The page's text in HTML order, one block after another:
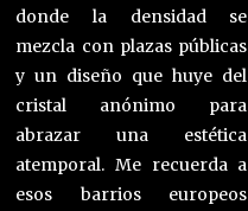
donde la densidad se
mezcla con plazas públicas
y un diseño que huye del
cristal anónimo para
abrazar una estética
atemporal. Me recuerda a
esos barrios europeos